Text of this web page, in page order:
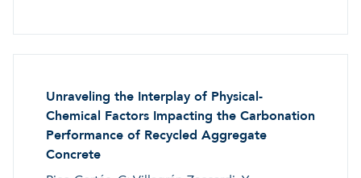
Unraveling the Interplay of Physical-
Chemical Factors Impacting the Carbonation
Performance of Recycled Aggregate
Concrete